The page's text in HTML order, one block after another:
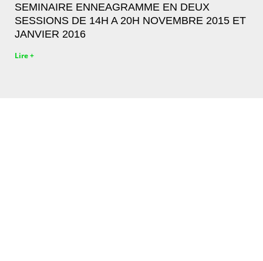
SEMINAIRE ENNEAGRAMME EN DEUX
SESSIONS DE 14H A 20H NOVEMBRE 2015 ET
JANVIER 2016
Lire +